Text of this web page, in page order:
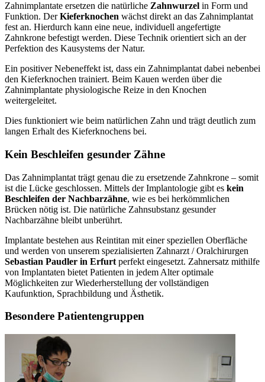
Zahnimplantate ersetzen die natürliche Zahnwurzel in Form und
Funktion. DerKieferknochen wächst direkt an das Zahnimplantat
fest an. Hierdurch kann eine neue, individuell angefertigte
Zahnkrone befestigt werden. Diese Technik orientiert sich an der
Perfektion des Kausystems der Natur.
Ein positiver Nebeneffekt ist, dass ein Zahnimplantat dabei nebenbei
den Kieferknochen trainiert. Beim Kauen werden über die
Zahnimplantate physiologische Reize in den Knochen
weitergeleitet.
Dies funktioniert wie beim natürlichen Zahn und trägt deutlich zum
langen Erhalt des Kieferknochens bei.
Kein Beschleifen gesunder Zähne
Das Zahnimplantat trägt genau die zu ersetzende Zahnkrone – somit
ist die Lücke geschlossen. Mittels der Implantologie gibt es kein
Beschleifen der Nachbarzähne, wie es bei herkömmlichen
Brücken nötig ist. Die natürliche Zahnsubstanz gesunder
Nachbarzähne bleibt unberührt.
Implantate bestehen aus Reintitan mit einer speziellen Oberfläche
und werden von unserem spezialisierten Zahnarzt / Oralchirurgen
Sebastian Paudler in Erfurt perfekt eingesetzt. Zahnersatz mithilfe
von Implantaten bietet Patienten in jedem Alter optimale
Möglichkeiten zur Wiederherstellung der vollständigen
Kaufunktion, Sprachbildung und Ästhetik.
Besondere Patientengruppen